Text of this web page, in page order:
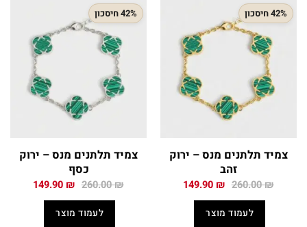
42% חיסכון
צמיד תלתנים מנס – ירוק
זהב
260.00₪ המחיר
היה:
260.00 ₪.
149.90 ₪ המחיר
לעמוד מוצר
42% חיסכון
צמיד תלתנים מנס – ירוק
כסף
260.00₪ המחיר
היה:
260.00 ₪.
149.90 ₪ המחיר
לעמוד מוצר